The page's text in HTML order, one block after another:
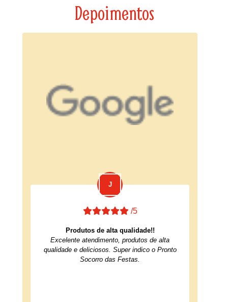
Depoimentos
/5
Produtos de alta qualidade!!
Excelente atendimento, produtos de alta
qualidade e deliciosos. Super indico o Pronto
Socorro das Festas.